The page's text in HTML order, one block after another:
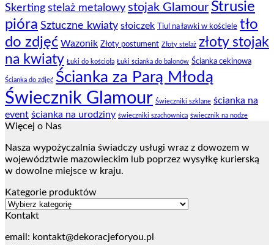
Skerting stelaż metalowy stojak Glamour Strusie
pióra Sztuczne kwiaty słoiczek Tiul na ławki w kościele tło
do zdjęć Wazonik Złoty postument Złoty stelaż złoty stojak
na kwiaty Łuki do kościoła Łuki ścianka do balonów Ścianka cekinowa
Ścianka do zdjęć Ścianka za Parą Młodą
Świecznik Glamour Świeczniki szklane ścianka na
event ścianka na urodziny świeczniki szachownica świecznik na nodze
Więcej o Nas
Nasza wypożyczalnia świadczy usługi wraz z dowozem w
województwie mazowieckim lub poprzez wysyłkę kurierską
w dowolne miejsce w kraju.
Kategorie produktów
Kontakt
email: kontakt@dekoracjeforyou.pl